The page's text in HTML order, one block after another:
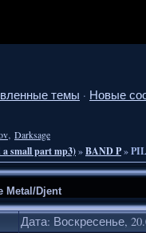
темы · Новые
, Darksage
a small part mp3)»BAND P»
Metal/Djent
Дата: Воскресенье,